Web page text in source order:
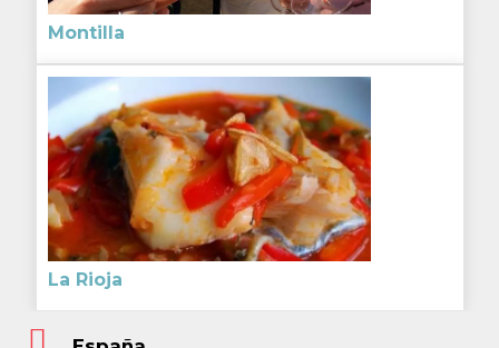
Montilla
La Rioja